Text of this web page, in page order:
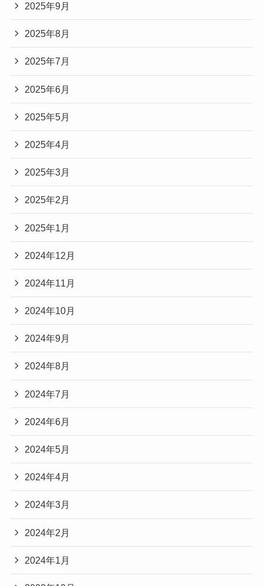
2025年9月
2025年8月
2025年7月
2025年6月
2025年5月
2025年4月
2025年3月
2025年2月
2025年1月
2024年12月
2024年11月
2024年10月
2024年9月
2024年8月
2024年7月
2024年6月
2024年5月
2024年4月
2024年3月
2024年2月
2024年1月